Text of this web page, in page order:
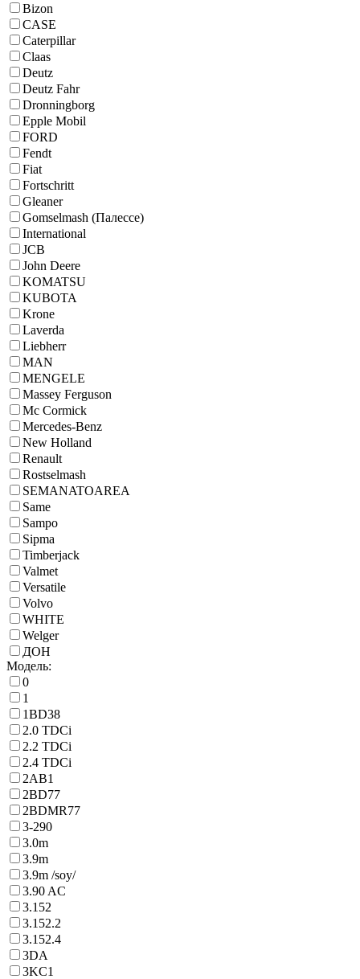
Bizon
CASE
Caterpillar
Claas
Deutz
Deutz Fahr
Dronningborg
Epple Mobil
FORD
Fendt
Fiat
Fortschritt
Gleaner
Gomselmash (Палессе)
International
JCB
John Deere
KOMATSU
KUBOTA
Krone
Laverda
Liebherr
MAN
MENGELE
Massey Ferguson
Mc Cormick
Mercedes-Benz
New Holland
Renault
Rostselmash
SEMANATOAREA
Same
Sampo
Sipma
Timberjack
Valmet
Versatile
Volvo
WHITE
Welger
ДОН
Модель:
0
1
1BD38
2.0 TDCi
2.2 TDCi
2.4 TDCi
2AB1
2BD77
2BDMR77
3-290
3.0m
3.9m
3.9m /soy/
3.90 AC
3.152
3.152.2
3.152.4
3DA
3KC1